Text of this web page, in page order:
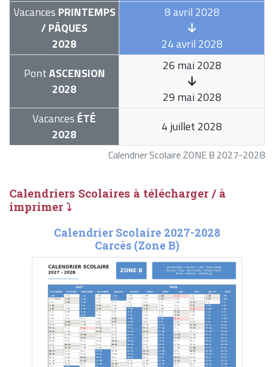
Calendrier Scolaire ZONE B 2027-2028
Vacances PRINTEMPS
/ PÂQUES
2028
8 avril 2028
24 avril 2028
PontASCENSION
2028
26 mai 2028
29 mai 2028
Vacances ÉTÉ
2028
4 juillet 2028
Calendriers Scolaires à télécharger / à
imprimer ⤵
Calendrier Scolaire 2027-2028
Carcès (Zone B)